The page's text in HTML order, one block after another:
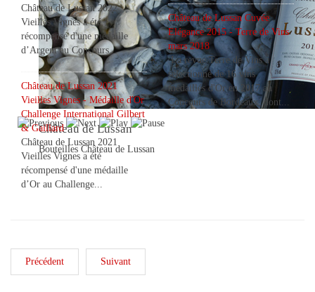
Château de Lussan
Bouteilles Château de Lussan
Château de Lussan 2022
Vieilles Vignes a été
récompensé d'une médaille
d’Argent au Concours...
Château de Lussan 2021
Vieilles Vignes - Médaille d'Or
Challenge International Gilbert
& Gaillard
Château de Lussan 2021
Vieilles Vignes a été
récompensé d'une médaille
d’Or au Challenge...
Château de Lussan Cuvée
Elégance 2015 - Terre de Vins
mars 2018
La revue Terre de Vins a
sélectionné de 16 vins
médaillés d'Or en 2017 au
Concours de Bordeaux, dont...
Précédent Suivant